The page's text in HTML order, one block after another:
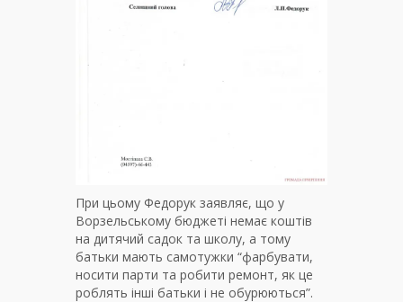
При цьому Федорук заявляє, що у
Ворзельському бюджеті немає коштів
на дитячий садок та школу, а тому
батьки мають самотужки “фарбувати,
носити парти та робити ремонт, як це
роблять інші батьки і не обурюються”.